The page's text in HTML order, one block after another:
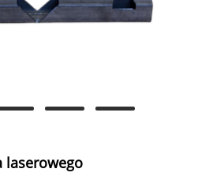
laserowego